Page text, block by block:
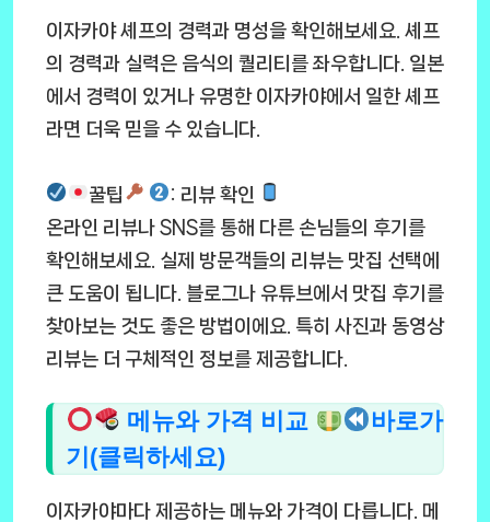
이자카야 셰프의 경력과 명성을 확인해보세요. 셰프
의 경력과 실력은 음식의 퀄리티를 좌우합니다. 일본
에서 경력이 있거나 유명한 이자카야에서 일한 셰프
라면 더욱 믿을 수 있습니다.
꿀팁
: 리뷰 확인
온라인 리뷰나 SNS를 통해 다른 손님들의 후기를
확인해보세요. 실제 방문객들의 리뷰는 맛집 선택에
큰 도움이 됩니다. 블로그나 유튜브에서 맛집 후기를
찾아보는 것도 좋은 방법이에요. 특히 사진과 동영상
리뷰는 더 구체적인 정보를 제공합니다.
메뉴와 가격 비교
바로가
기(클릭하세요)
이자카야마다 제공하는 메뉴와 가격이 다릅니다. 메